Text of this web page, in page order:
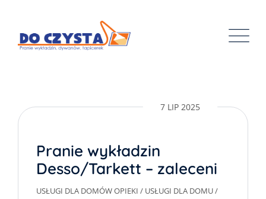
content
7 LIP 2025
Pranie wykładzin
Desso/Tarkett – zalecenia
producenta
USŁUGI DLA DOMÓW OPIEKI / USŁUGI DLA DOMU/